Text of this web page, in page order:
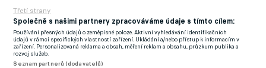
proskákal těsně vedle pravé tyče. O to větší šok přišel pro
domácí před hodinou hry, kdy si na centr naskočil Zoubir a
hlavičkou pod nohy Kováře otevřel skóre. Chvíli nato zatáhl
Elvina Cafarquliyev v roli posledního obránce za dres
Třetí strany
Společně s našimi partnery zpracováváme údaje s tímto cílem:
Používání přesných údajů o zeměpisné poloze. Aktivní vyhledávání identifikačních
údajů v rámci specifických vlastností zařízení. Ukládání a/nebo přístup k informacím v
zařízení. Personalizovaná reklama a obsah, měření reklam a obsahu, průzkum publika a
rozvoj služeb.
Seznam partnerů (dodavatelů)